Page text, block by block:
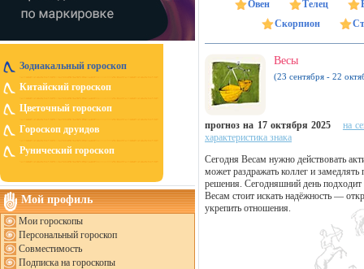
Зодиакальный гороскоп
Китайский гороскоп
Цветочный гороскоп
Гороскоп друидов
Рунический гороскоп
Мой профиль
Мои гороскопы
Персональный гороскоп
Совместимость
Подписка на гороскопы
Овен Телец
Скорпион
Весы
(23 сентября - 22
прогноз на 17 октября 2025
на
характеристика знака
Сегодня Весам нужно действовать
может раздражать коллег и
решения. Сегодняшний день
Весам стоит искать надёжность —
укрепить отношения.